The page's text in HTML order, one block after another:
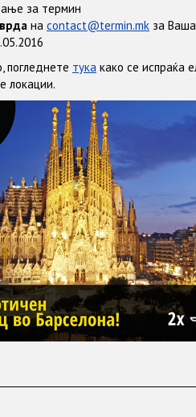
за термин
на contact@termin.mk за
погледнете тука како се испраќа
локации.